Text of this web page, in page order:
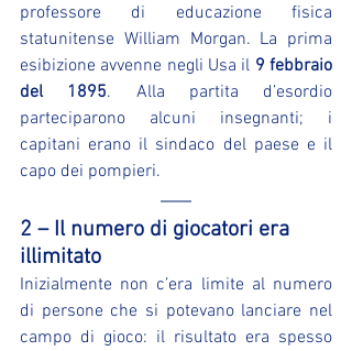
professore di educazione fisica
statunitense William Morgan. La prima
esibizione avvenne negli Usa il 9 febbraio
del 1895. Alla partita d’esordio
parteciparono alcuni insegnanti; i
capitani erano il sindaco del paese e il
capo dei pompieri.
2 – Il numero di giocatori era
illimitato
Inizialmente non c’era limite al numero
di persone che si potevano lanciare nel
campo di gioco: il risultato era spesso